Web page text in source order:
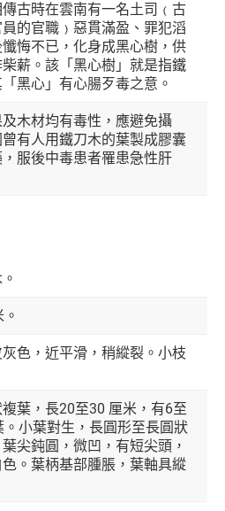
古時在雲南有一名土司﹙古
的官職﹚惡貫滿盈、罪犯滔
悔不已，化身成黑心樹，供
薪。該「黑心樹」就是指鐵
黑心」有心腸歹毒之意。
木材均有毒性，應避免攝
有人用鐵刀木的葉製成膠囊
服後中毒患者罹患急性肝
色，近平滑，稍縱裂。小枝
葉，長20至30 厘米，有6至
。小葉對生，長圓形至長圓狀
尖鈍圓，微凹，有短尖頭，
。葉柄基部腫脹，葉軸具縱